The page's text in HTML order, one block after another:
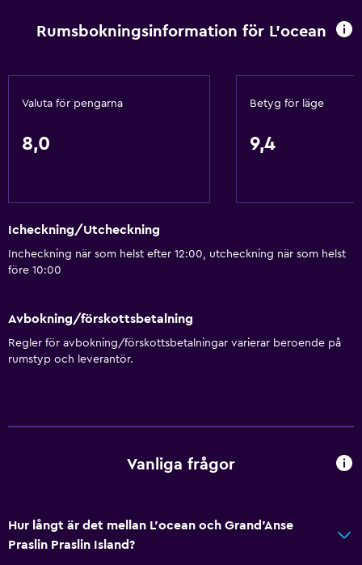
Rumsbokningsinformation för L'ocean
Valuta för pengarna
8,0
Betyg för läge
9,4
Icheckning/Utcheckning
Incheckning när som helst efter 12:00, utcheckning när som helst
före 10:00
Avbokning/förskottsbetalning
Regler för avbokning/förskottsbetalningar varierar beroende på
rumstyp och leverantör.
Vanliga frågor
Hur långt är det mellan L'ocean och Grand'Anse
Praslin Praslin Island?